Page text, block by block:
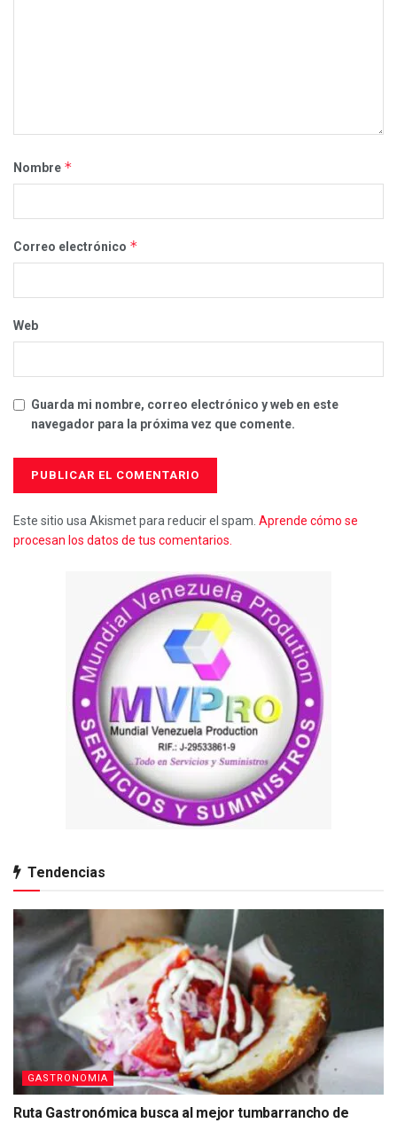
Nombre *
Correo electrónico *
Web
Guarda mi nombre, correo electrónico y web en este
navegador para la próxima vez que comente.
Este sitio usa Akismet para reducir el spam. Aprende cómo se
procesan los datos de tus comentarios.
Tendencias
GASTRONOMIA
Ruta Gastronómica busca al mejor tumbarrancho de